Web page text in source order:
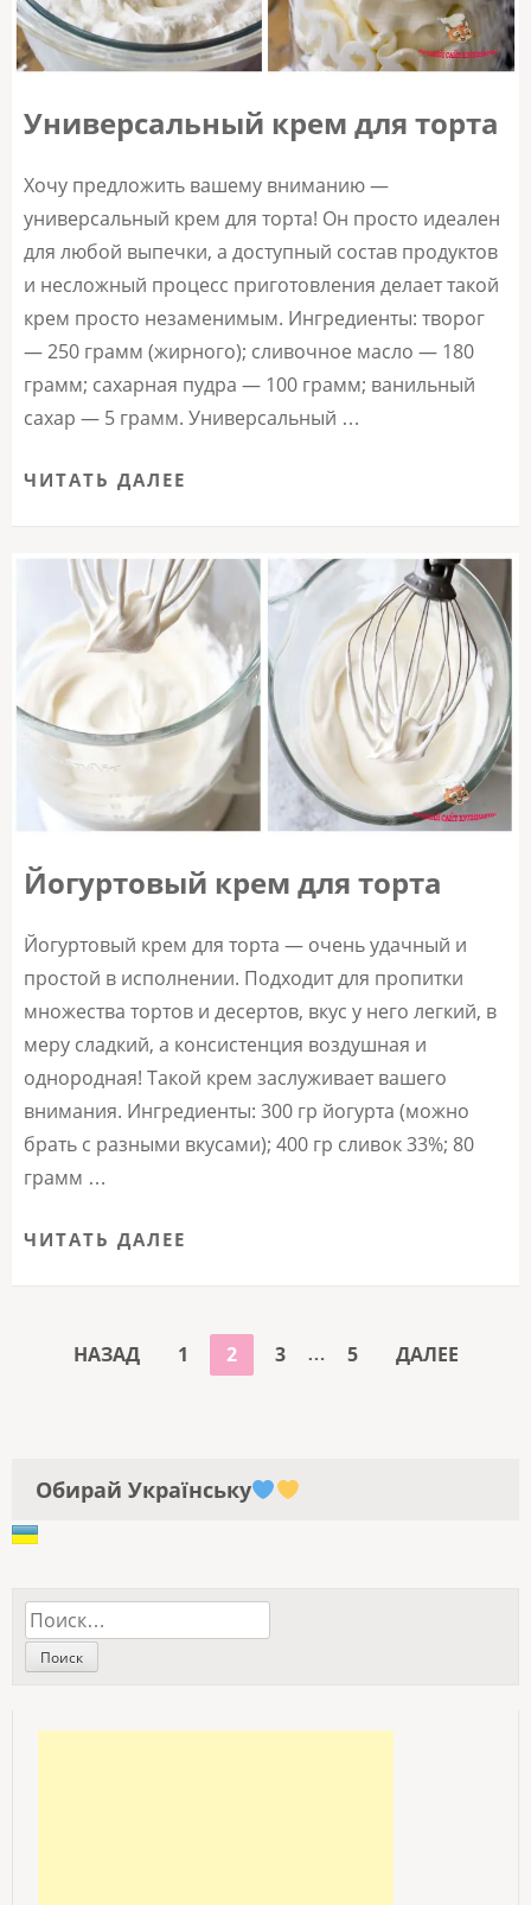
Универсальный крем для торта
Хочу предложить вашему вниманию —
универсальный крем для торта! Он просто идеален
для любой выпечки, а доступный состав продуктов
и несложный процесс приготовления делает такой
крем просто незаменимым. Ингредиенты: творог
— 250 грамм (жирного); сливочное масло — 180
грамм; сахарная пудра — 100 грамм; ванильный
сахар — 5 грамм. Универсальный …
ЧИТАТЬ ДАЛЕЕ
Йогуртовый крем для торта
Йогуртовый крем для торта — очень удачный и
простой в исполнении. Подходит для пропитки
множества тортов и десертов, вкус у него легкий, в
меру сладкий, а консистенция воздушная и
однородная! Такой крем заслуживает вашего
внимания. Ингредиенты: 300 гр йогурта (можно
брать с разными вкусами); 400 гр сливок 33%; 80
грамм …
ЧИТАТЬ ДАЛЕЕ
ПАГИНАЦИЯ
НАЗАД СТРАНИЦА
1 СТРАНИЦА
2 СТРАНИЦА
3 … СТРАНИЦА
5 ДАЛЕЕ
Обирай Українську
Найти: